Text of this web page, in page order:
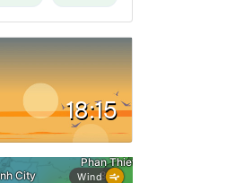
18:15